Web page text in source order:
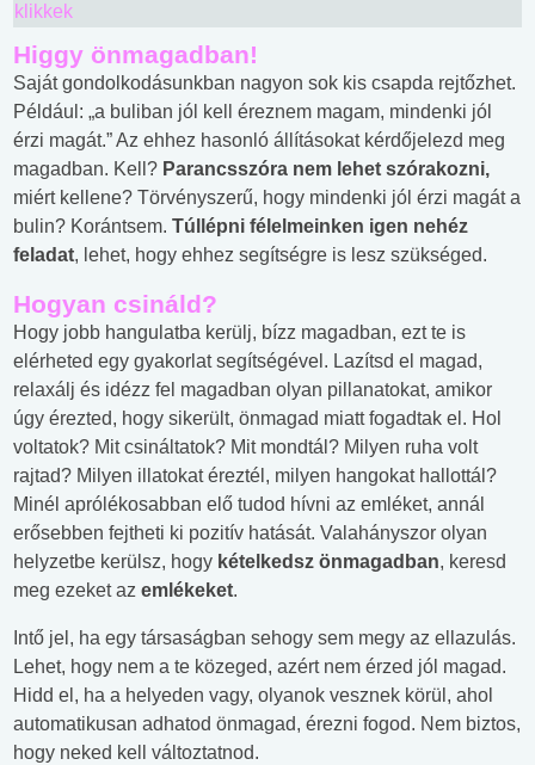
klikkek
Higgy önmagadban!
Saját gondolkodásunkban nagyon sok kis csapda rejtőzhet.
Például: „a buliban jól kell éreznem magam, mindenki jól
érzi magát.” Az ehhez hasonló állításokat kérdőjelezd meg
magadban. Kell? Parancsszóra nem lehet szórakozni,
miért kellene? Törvényszerű, hogy mindenki jól érzi magát a
bulin? Korántsem. Túllépni félelmeinken igen nehéz
feladat, lehet, hogy ehhez segítségre is lesz szükséged.
Hogyan csináld?
Hogy jobb hangulatba kerülj, bízz magadban, ezt te is
elérheted egy gyakorlat segítségével. Lazítsd el magad,
relaxálj és idézz fel magadban olyan pillanatokat, amikor
úgy érezted, hogy sikerült, önmagad miatt fogadtak el. Hol
voltatok? Mit csináltatok? Mit mondtál? Milyen ruha volt
rajtad? Milyen illatokat éreztél, milyen hangokat hallottál?
Minél aprólékosabban elő tudod hívni az emléket, annál
erősebben fejtheti ki pozitív hatását. Valahányszor olyan
helyzetbe kerülsz, hogy kételkedsz önmagadban, keresd
meg ezeket az emlékeket.
Intő jel, ha egy társaságban sehogy sem megy az ellazulás.
Lehet, hogy nem a te közeged, azért nem érzed jól magad.
Hidd el, ha a helyeden vagy, olyanok vesznek körül, ahol
automatikusan adhatod önmagad, érezni fogod. Nem biztos,
hogy neked kell változtatnod.